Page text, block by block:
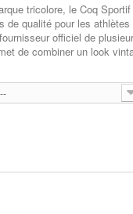
tricolore, le Coq
de qualité pour les
officiel de
de combiner un look
--